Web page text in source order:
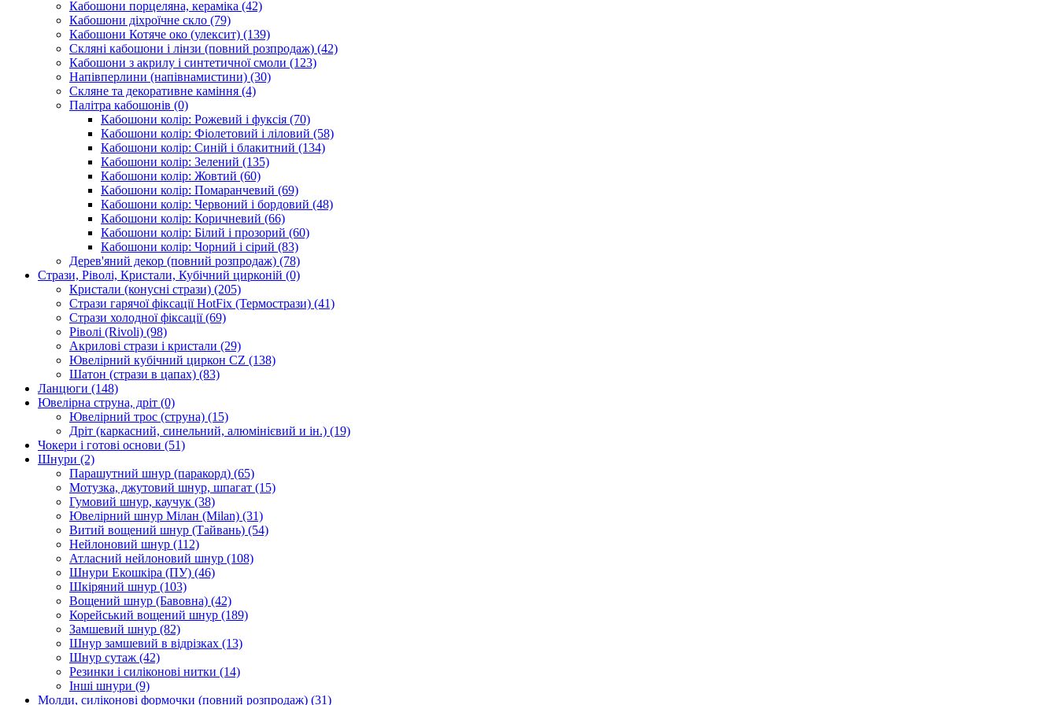
Кабошони порцеляна, кераміка (42)
Кабошони діхроїчне скло (79)
Кабошони Котяче око (улексит) (139)
Скляні кабошони і лінзи (повний розпродаж) (42)
Кабошони з акрилу і синтетичної смоли (123)
Напівперлини (напівнамистини) (30)
Скляне та декоративне каміння (4)
Палітра кабошонів (0)
Кабошони колір: Рожевий і фуксія (70)
Кабошони колір: Фіолетовий і ліловий (58)
Кабошони колір: Синій і блакитний (134)
Кабошони колір: Зелений (135)
Кабошони колір: Жовтий (60)
Кабошони колір: Помаранчевий (69)
Кабошони колір: Червоний і бордовий (48)
Кабошони колір: Коричневий (66)
Кабошони колір: Білий і прозорий (60)
Кабошони колір: Чорний і сірий (83)
Дерев'яний декор (повний розпродаж) (78)
Стрази, Ріволі, Кристали, Кубічний цирконій (0)
Кристали (конусні стрази) (205)
Стрази гарячої фіксації HotFix (Термострази) (41)
Стрази холодної фіксації(69)
Ріволі (Rivoli) (98)
Акрилові стрази і кристали (29)
Ювелірний кубічний циркон CZ (138)
Шатон (стрази в цапах) (83)
Ланцюги (148)
Ювелірна струна, дріт (0)
Ювелірний трос (струна) (15)
Дріт (каркасний, синельний, алюмінієвий и ін.) (19)
Чокери і готові основи (51)
Шнури (2)
Парашутний шнур (паракорд) (65)
Мотузка, джутовий шнур, шпагат (15)
Гумовий шнур, каучук (38)
Ювелірний шнур Мілан (Milan) (31)
Витий вощений шнур (Тайвань) (54)
Нейлоновий шнур (112)
Атласний нейлоновий шнур (108)
Шнури Екошкіра (ПУ) (46)
Шкіряний шнур (103)
Вощений шнур (Бавовна) (42)
Корейський вощений шнур (189)
Замшевий шнур (82)
Шнур замшевий в відрізках (13)
Шнур сутаж (42)
Резинки і силіконові нитки (14)
Інші шнури (9)
Молди, силіконові формочки (повний розпродаж) (31)